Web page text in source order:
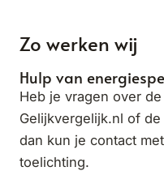
Zo werken wij
Hulp van
Heb je vragen over
Gelijkvergelijk.nl of
dan kun je contact
toelichting.